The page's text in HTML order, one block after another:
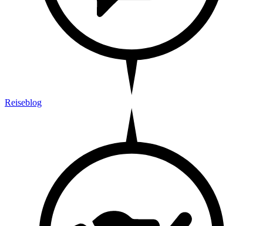
Reiseblog